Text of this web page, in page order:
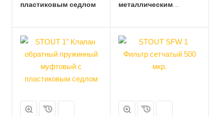
пластиковым седлом
металлическим